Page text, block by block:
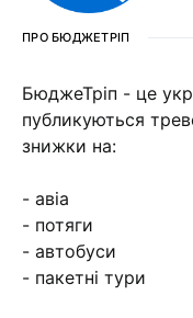
ПРО БЮДЖЕТРІП
БюджеТріп - це
публикуються
знижки на:
- авіа
- потяги
- автобуси
- пакетні тури